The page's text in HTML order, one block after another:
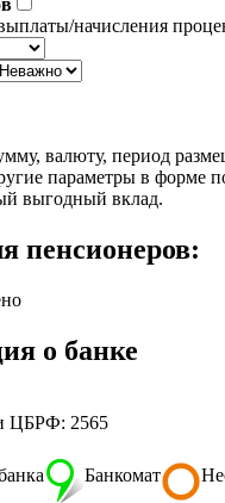
начисления
валюту, период
параметры в форме
выгодный вклад.
пенсионеров:
о банке
ЦБРФ: 2565
Банкомат